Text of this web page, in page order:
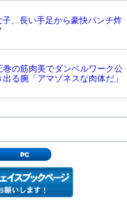
子、長い手足から豪快パンチ炸
巻の筋肉美でダンベルワーク公
る腕「アマゾネスな肉体だ」
PC